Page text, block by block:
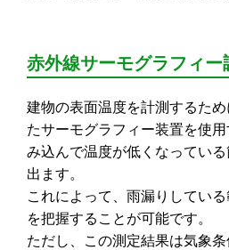
赤外線サーモグラフィー
建物の表面温度を計測するた
たサーモグラフィー装置を使
み込んで温度が低くなってい
出ます。
これによって、雨漏りしてい
を把握することが可能です。
ただし、この測定結果は気象